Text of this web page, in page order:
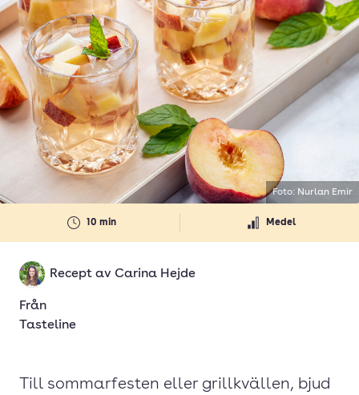
10 min Medel
Recept av Carina Hejde
Från
Tasteline
Till sommarfesten eller grillkvällen, bjud
Foto: Nurlan Emir